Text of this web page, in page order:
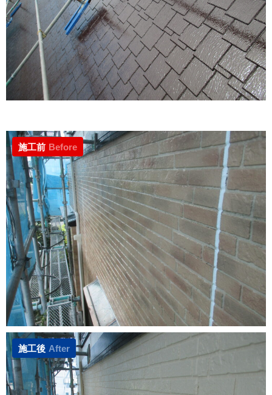
施工前 Before
施工後 After